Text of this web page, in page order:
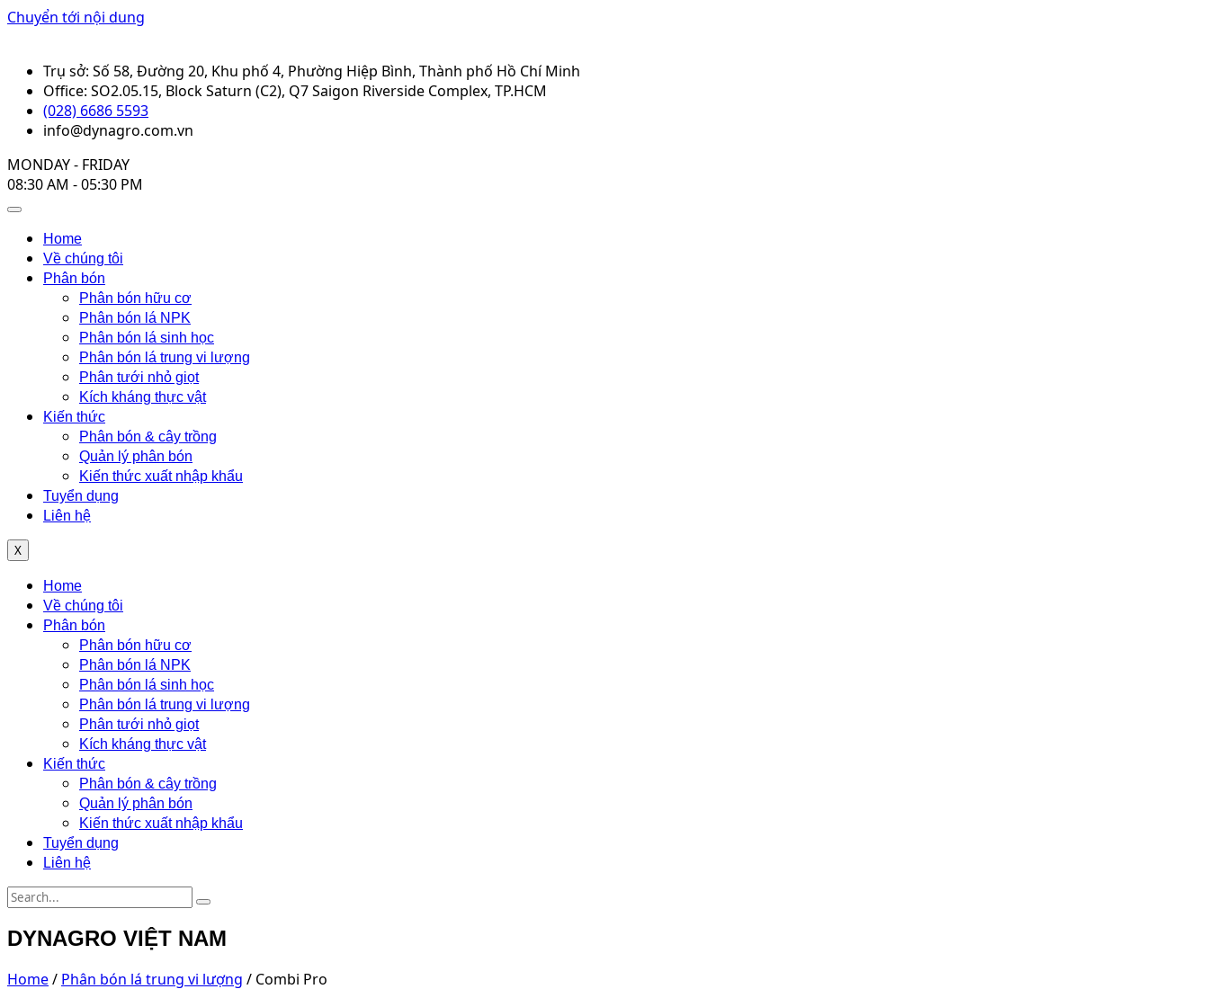
Chuyển tới nội dung
Trụ sở: Số 58, Đường 20, Khu phố 4, Phường Hiệp Bình, Thành phố Hồ Chí Minh
Office: SO2.05.15, Block Saturn (C2), Q7 Saigon Riverside Complex, TP.HCM
(028) 6686 5593
info@dynagro.com.vn
MONDAY - FRIDAY
08:30 AM - 05:30 PM
Home
Về chúng tôi
Phân bón
Phân bón hữu cơ
Phân bón lá NPK
Phân bón lá sinh học
Phân bón lá trung vi lượng
Phân tưới nhỏ giọt
Kích kháng thực vật
Kiến thức
Phân bón & cây trồng
Quản lý phân bón
Kiến thức xuất nhập khẩu
Tuyển dụng
Liên hệ
X
MenuHome
Về chúng tôi
Phân bón
Phân bón hữu cơ
Phân bón lá NPK
Phân bón lá sinh học
Phân bón lá trung vi lượng
Phân tưới nhỏ giọt
Kích kháng thực vật
Kiến thức
Phân bón & cây trồng
Quản lý phân bón
Kiến thức xuất nhập khẩu
Tuyển dụng
Liên hệ
DYNAGRO VIỆT NAM
Home/ Phân bón lá trung vi lượng / Combi Pro